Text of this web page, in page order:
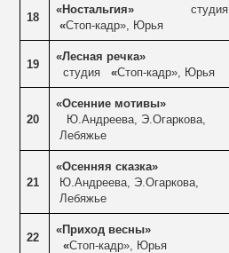
18
«Ностальгия»
студия
«Стоп-кадр», Юрья
19
«Лесная речка»
студия
«Стоп-кадр», Юрья
20
«Осенние мотивы»
Ю.Андреева, Э.Огаркова,
Лебяжье
21
«Осенняя сказка»
Ю.Андреева, Э.Огаркова,
Лебяжье
22
«Приход весны»
«Стоп-кадр», Юрья